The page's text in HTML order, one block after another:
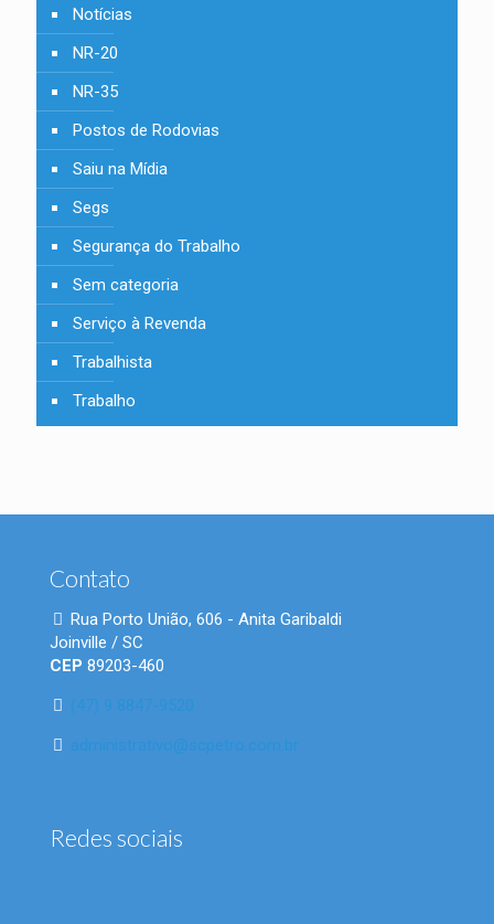
Notícias
NR-20
NR-35
Postos de Rodovias
Saiu na Mídia
Segs
Segurança do Trabalho
Sem categoria
Serviço à Revenda
Trabalhista
Trabalho
Contato
Rua Porto União, 606 - Anita Garibaldi
Joinville / SC
CEP 89203-460
(47) 9 8847-9520
administrativo@scpetro.com.br
Redes sociais